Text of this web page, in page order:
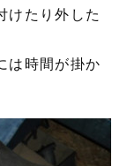
けたり外した
は時間が掛か